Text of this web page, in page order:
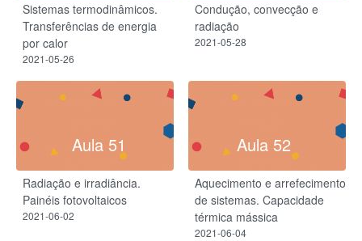
Sistemas termodinâmicos.
Transferências de energia
por calor
2021-05-26
Condução, convecção e
radiação
2021-05-28
Aula 51
Radiação e irradiância.
Painéis fotovoltaicos
2021-06-02
Aula 52
Aquecimento e arrefecimento
de sistemas. Capacidade
térmica mássica
2021-06-04